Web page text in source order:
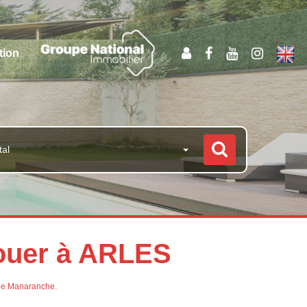
à ARLES
Manaranche.